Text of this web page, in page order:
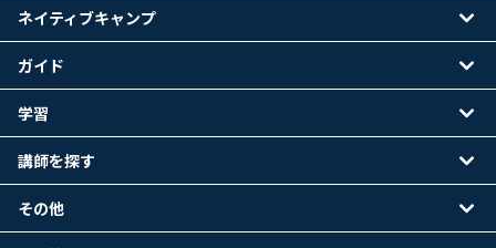
ネイティブキャンプ
ガイド
学習
講師を探す
その他